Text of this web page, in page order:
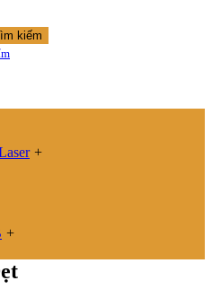
kiếm
+
+